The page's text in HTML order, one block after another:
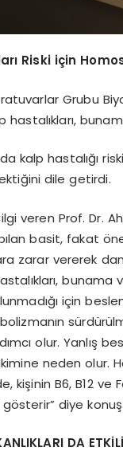
Riski için
Grubu
hastalıkları,
kalp hastalığı
dile getirdi.
veren Prof. Dr.
basit, fakat
zarar vererek
için
olur. Yanlış
neden olur.
kişinin B6, B12
gösterir” diye
DA